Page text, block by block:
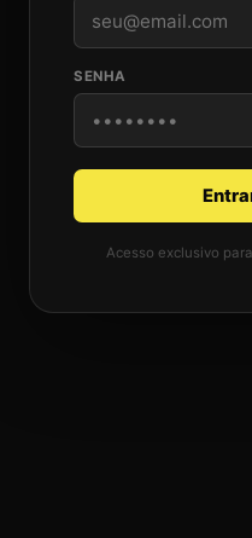
SENHA
Acesso exclusivo